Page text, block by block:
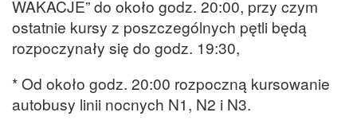
WAKACJE” do około godz. 20:00, przy czym
ostatnie kursy z poszczególnych pętli będą
rozpoczynały się do godz. 19:30,
* Od około godz. 20:00 rozpoczną kursowanie
autobusy linii nocnych N1, N2 i N3.